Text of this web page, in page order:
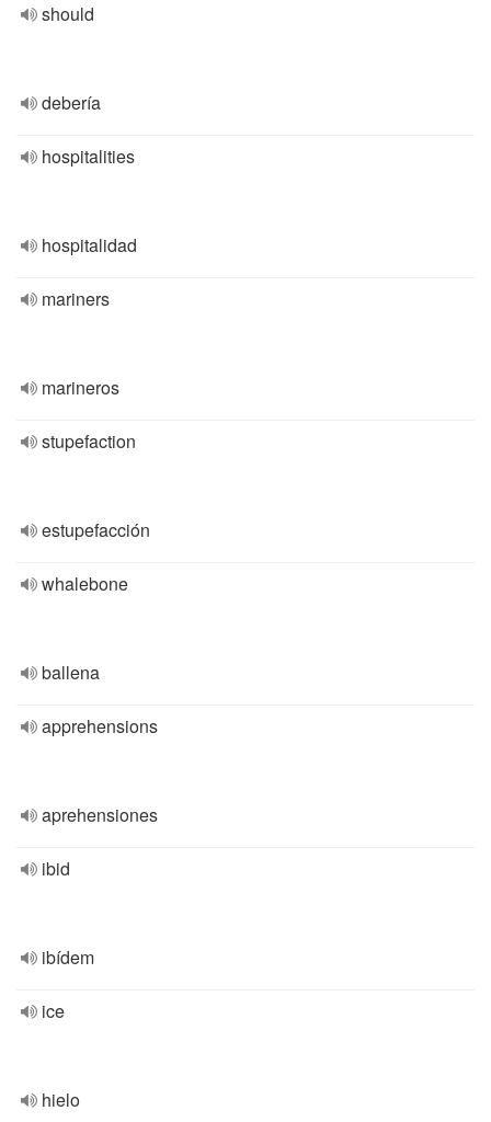
should
debería
hospitalities
hospitalidad
mariners
marineros
stupefaction
estupefacción
whalebone
ballena
apprehensions
aprehensiones
ibid
ibídem
ice
hielo